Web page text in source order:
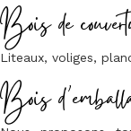
Bois de
Liteaux, voliges,
Bois